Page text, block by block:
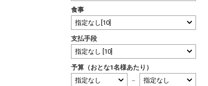
食事
支払手段
予算（おとな1名様あたり）
～